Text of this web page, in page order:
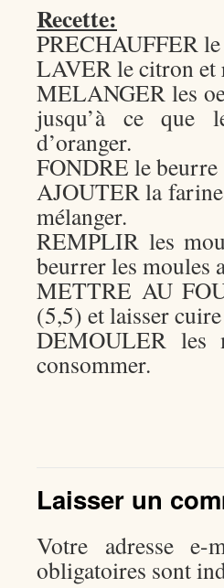
Recette:
PRECHAUFFER
LAVER le citron et
MELANGER les
jusqu’à ce que
d’oranger.
FONDRE le beurre
AJOUTER la
mélanger.
REMPLIR les
beurrer les moules
METTRE AU
(5,5) et laisser
DEMOULER les
consommer.
Laisser un
Votre adresse
obligatoires sont